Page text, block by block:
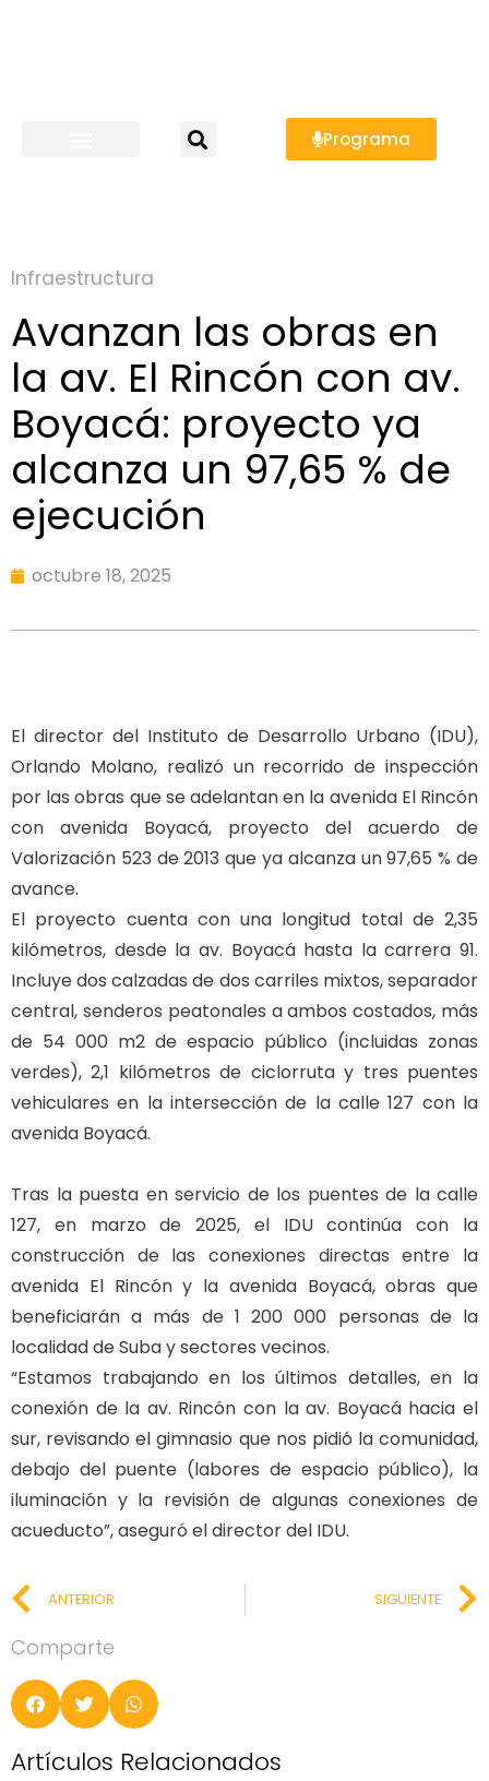
Programa
Infraestructura
Avanzan las obras en
la av. El Rincón con av.
Boyacá: proyecto ya
alcanza un 97,65 % de
ejecución
octubre 18, 2025
El director del Instituto de Desarrollo Urbano (IDU),
Orlando Molano, realizó un recorrido de inspección
por las obras que se adelantan en la avenida El Rincón
con avenida Boyacá, proyecto del acuerdo de
Valorización 523 de 2013 que ya alcanza un 97,65 % de
avance.
El proyecto cuenta con una longitud total de 2,35
kilómetros, desde la av. Boyacá hasta la carrera 91.
Incluye dos calzadas de dos carriles mixtos, separador
central, senderos peatonales a ambos costados, más
de 54 000 m2 de espacio público (incluidas zonas
verdes), 2,1 kilómetros de ciclorruta y tres puentes
vehiculares en la intersección de la calle 127 con la
avenida Boyacá.
Tras la puesta en servicio de los puentes de la calle
127, en marzo de 2025, el IDU continúa con la
construcción de las conexiones directas entre la
avenida El Rincón y la avenida Boyacá, obras que
beneficiarán a más de 1 200 000 personas de la
localidad de Suba y sectores vecinos.
“Estamos trabajando en los últimos detalles, en la
conexión de la av. Rincón con la av. Boyacá hacia el
sur, revisando el gimnasio que nos pidió la comunidad,
debajo del puente (labores de espacio público), la
iluminación y la revisión de algunas conexiones de
acueducto”, aseguró el director del IDU.
ANTERIOR SIGUIENTE
Comparte
Artículos Relacionados